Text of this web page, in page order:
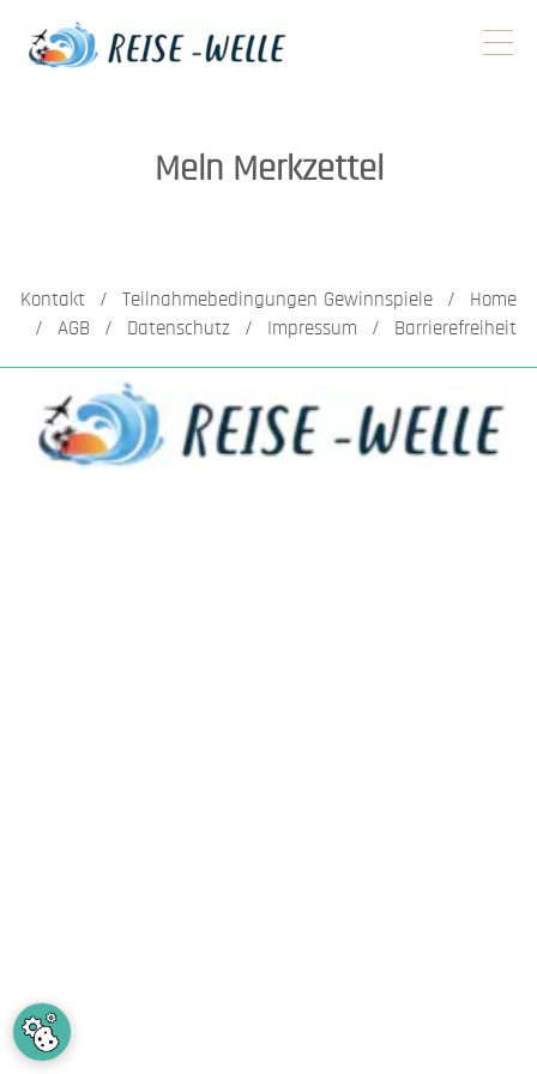
Mein Merkzettel
Kontakt / Teilnahmebedingungen Gewinnspiele /
Home
/
AGB / Datenschutz / Impressum / Barrierefreiheit